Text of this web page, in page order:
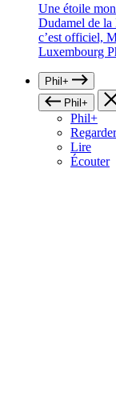
Une étoile
Dudamel de la
c’est officiel,
Luxembourg
Phil+
Phil+
Phil+
Regarder
Lire
Écouter